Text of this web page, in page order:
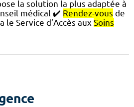
la solution la plus adaptée à
médical ✔️ Rendez-vous de
Service d’Accès aux Soins